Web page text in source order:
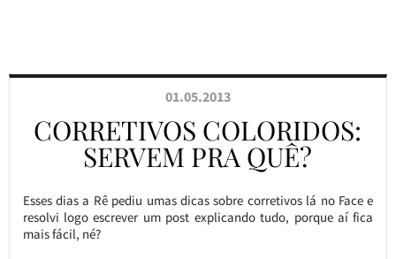
01.05.2013
CORRETIVOS COLORIDOS:
SERVEM PRA QUÊ?
Esses dias a Rê pediu umas dicas sobre corretivos lá no Face e
resolvi logo escrever um post explicando tudo, porque aí fica
mais fácil, né?